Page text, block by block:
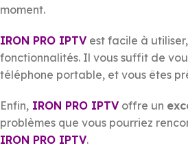
moment.
IRON PRO IPTV est facile à
fonctionnalités. Il vous suffit de
téléphone portable, et vous êtes
Enfin, IRON PRO IPTV offre un
problèmes que vous pourriez
IRON PRO IPTV.